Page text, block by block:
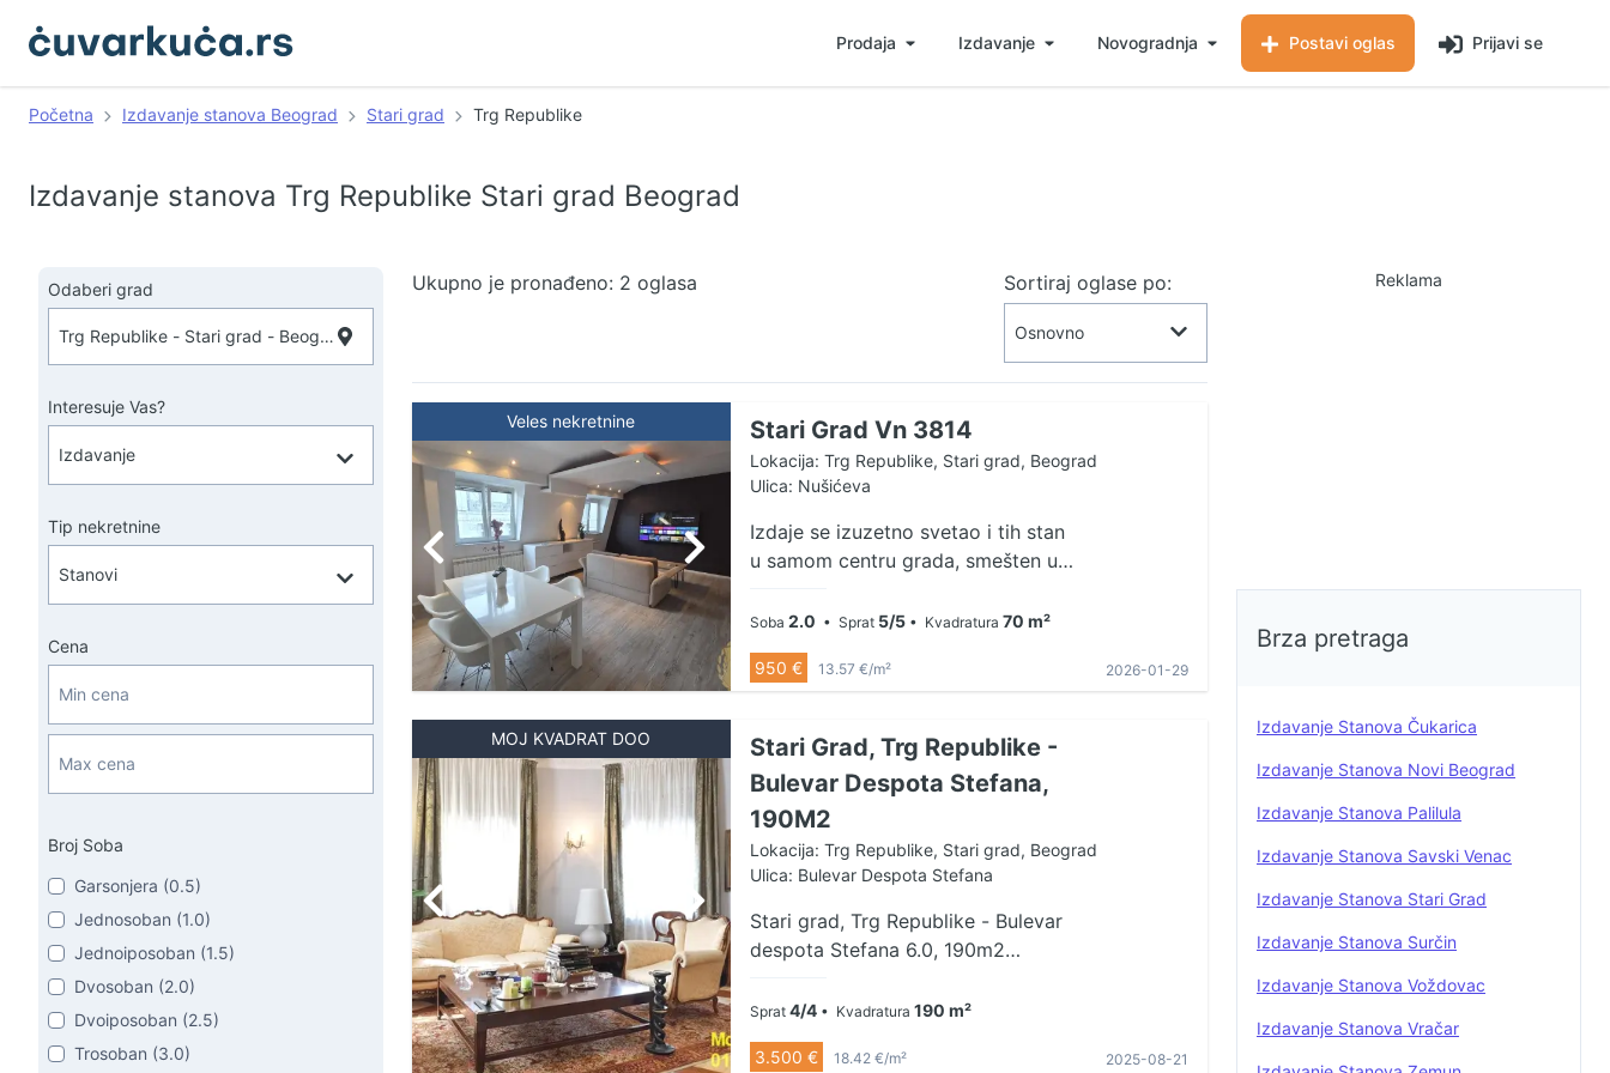
Prodaja Izdavanje Novogradnja Postavi oglas Prijavi se
Početna Izdavanje stanova Beograd Stari grad Trg Republike
Izdavanje stanova Trg Republike Stari grad Beograd
Odaberi grad
Interesuje Vas?
Tip nekretnine
Cena
Broj Soba
Garsonjera (0.5)
Jednosoban (1.0)
Jednoiposoban (1.5)
Dvosoban (2.0)
Dvoiposoban (2.5)
Trosoban (3.0)
Ukupno je pronađeno: 2 oglasa Sortiraj oglase po:
Veles nekretnine Stari Grad Vn 3814
Lokacija: Trg Republike, Stari grad, Beograd
Ulica: Nušićeva
Izdaje se izuzetno svetao i tih stan
u samom centru grada, smešten u
žele da budu u srcu gradskih
dešavanja, a da pritom uživaju u
miru i privatnosti. Stan obiluje
raspoređen i pruža prijatan
ambijent za svakodnevni život.
Iako se nalazi u najatraktivnijem
delu grada, izolovan je od buke,
što ga čini savršenim za odmor i
rad. Posebna pogodnost je
predstavlja veliku prednost u
centru grada. U neposrednoj blizini
prodavnice, kulturne institucije i
sav gradski sadržaj. Idealan izbor
Soba 2.0 • Sprat 5/5• Kvadratura 70 m²
950 € 13.57 €/m² 2026-01-29
MOJ KVADRAT DOO
Stari Grad, Trg Republike -
Bulevar Despota Stefana,
190M2
Lokacija: Trg Republike, Stari grad, Beograd
Ulica: Bulevar Despota Stefana
Stari grad, Trg Republike - Bulevar
despota Stefana 6.0, 190m2
Izdaje se izuzetan višesobni
salonski stan u samom centru
grada u raskošnoj salonskoj zgradi.
Sprat 4/4• Kvadratura 190 m²
3.500 € 18.42 €/m² 2025-08-21
Reklama
Brza pretraga
Izdavanje Stanova Čukarica
Izdavanje Stanova Novi Beograd
Izdavanje Stanova Palilula
Izdavanje Stanova Savski Venac
Izdavanje Stanova Stari Grad
Izdavanje Stanova Surčin
Izdavanje Stanova Voždovac
Izdavanje Stanova Vračar